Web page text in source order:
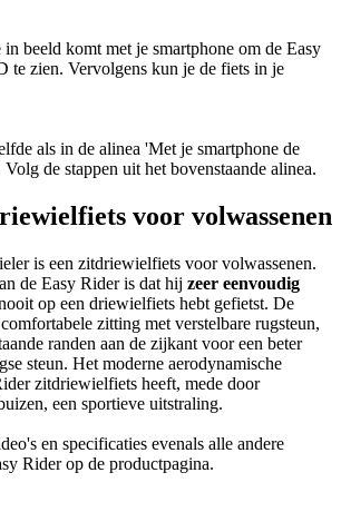
beeld komt met je smartphone om de Easy
te zien. Vervolgens kun je de fiets in je
als in de alinea 'Met je smartphone de
de stappen uit het bovenstaande alinea.
voor volwassenen
is een zitdriewielfiets voor volwassenen.
de Easy Rider is dat hij zeer eenvoudig
op een driewielfiets hebt gefietst. De
zitting met verstelbare rugsteun,
randen aan de zijkant voor een beter
steun. Het moderne aerodynamische
zitdriewielfiets heeft, mede door
een sportieve uitstraling.
en specificaties evenals alle andere
Rider op de productpagina.